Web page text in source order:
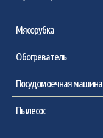
Мясорубка
Обогреватель
Посудомоечная машина
Пылесос